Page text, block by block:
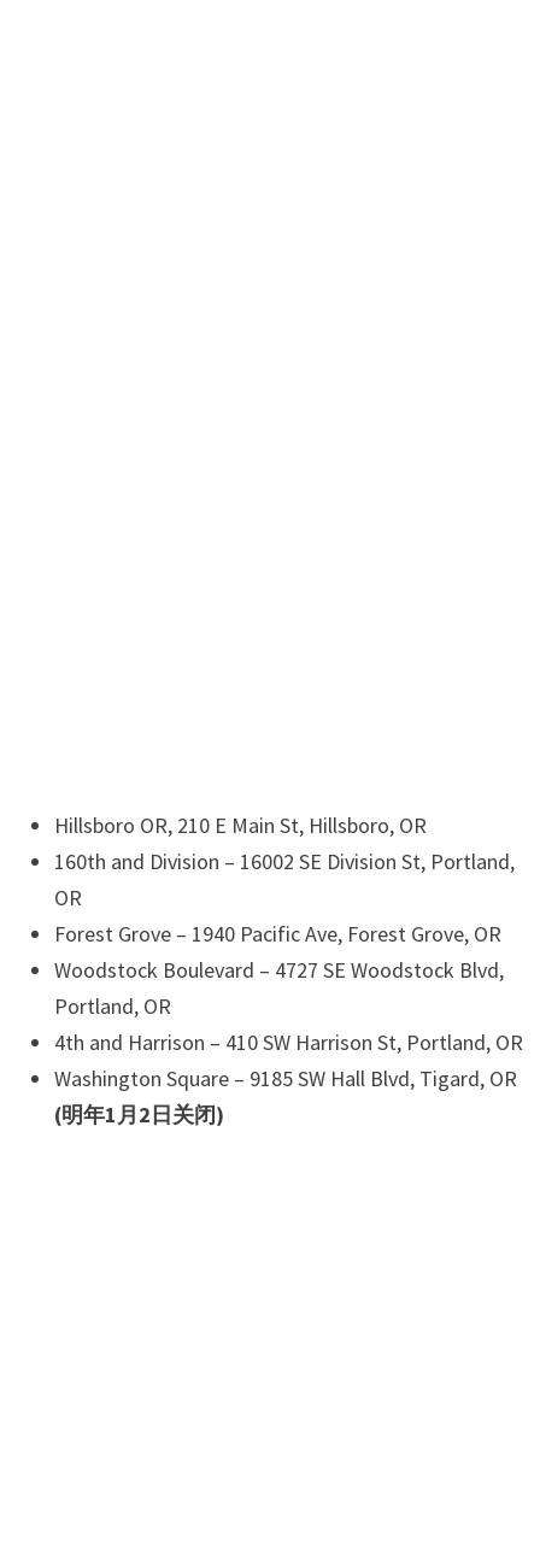
Hillsboro OR, 210 E Main St, Hillsboro, OR
160th and Division – 16002 SE Division St, Portland,
OR
Forest Grove – 1940 Pacific Ave, Forest Grove, OR
Woodstock Boulevard – 4727 SE Woodstock Blvd,
Portland, OR
4th and Harrison – 410 SW Harrison St, Portland, OR
Washington Square – 9185 SW Hall Blvd, Tigard, OR
(明年1月2日关闭)